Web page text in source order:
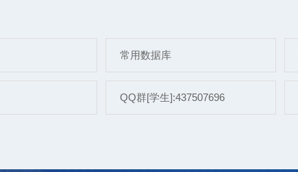
常用数据库
QQ群[学生]:437507696